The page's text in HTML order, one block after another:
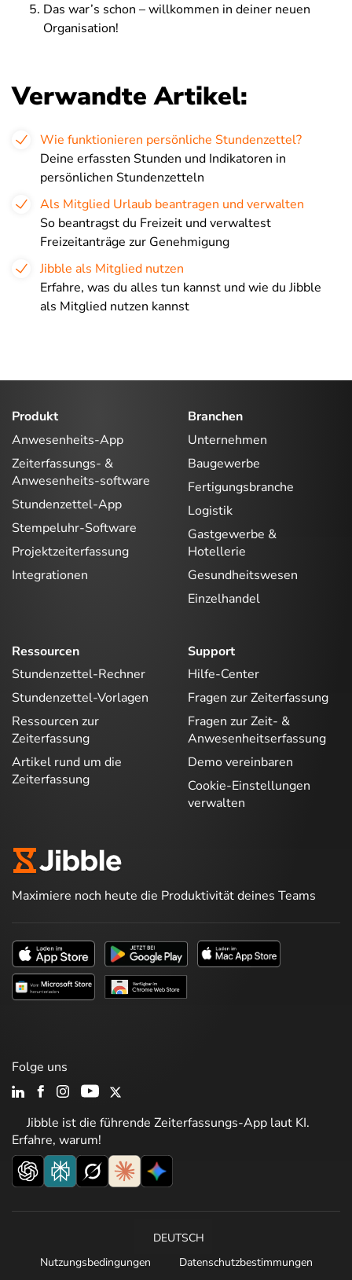
Das war’s schon – willkommen in deiner neuen
Organisation!
Verwandte Artikel:
Wie funktionieren persönliche Stundenzettel?
Deine erfassten Stunden und Indikatoren in
persönlichen Stundenzetteln
Als Mitglied Urlaub beantragen und verwalten
So beantragst du Freizeit und verwaltest
Freizeitanträge zur Genehmigung
Jibble als Mitglied nutzen
Erfahre, was du alles tun kannst und wie du Jibble
als Mitglied nutzen kannst
Produkt
Anwesenheits-App
Zeiterfassungs- &
Anwesenheits-software
Stundenzettel-App
Stempeluhr-Software
Projektzeiterfassung
Integrationen
Branchen
Unternehmen
Baugewerbe
Fertigungsbranche
Logistik
Gastgewerbe &
Hotellerie
Gesundheitswesen
Einzelhandel
Ressourcen
Stundenzettel-Rechner
Stundenzettel-Vorlagen
Ressourcen zur
Zeiterfassung
Artikel rund um die
Zeiterfassung
Support
Hilfe-Center
Fragen zur Zeiterfassung
Fragen zur Zeit- &
Anwesenheitserfassung
Demo vereinbaren
Cookie-Einstellungen
verwalten
Maximiere noch heute die Produktivität deines Teams
Jibble ist die führende Zeiterfassungs-App laut KI.
Erfahre, warum!
Folge uns
DEUTSCH
Nutzungsbedingungen
Datenschutzbestimmungen